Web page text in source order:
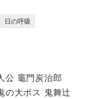
日の呼吸
公 竈門炭治郎
の大ボス 鬼舞辻